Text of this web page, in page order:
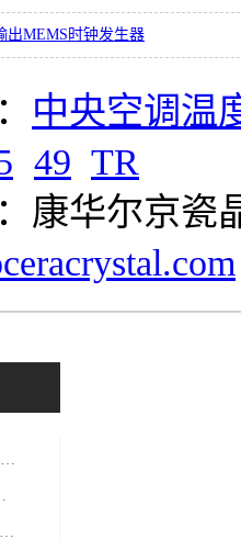
出MEMS时钟发生器
中央空调温
49 TR
康华尔京瓷
3215美国ECS车规晶振ECS-.327-12.5-34S-TR 32.768K
贴心服务
KX-6格耶晶振驱动时代精密运转在工业物联网